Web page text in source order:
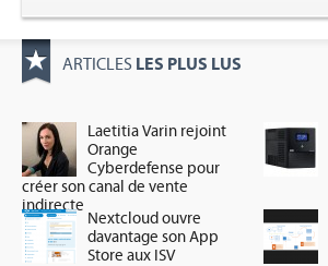
ARTICLES LES PLUS LUS
Laetitia Varin rejoint
Orange
Cyberdefense pour
créer son canal de vente
indirecte
Nextcloud ouvre
davantage son App
Store aux ISV